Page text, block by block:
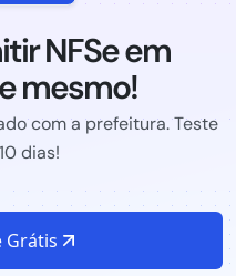
NFSe em
mesmo!
com a prefeitura. Teste
dias!
Grátis